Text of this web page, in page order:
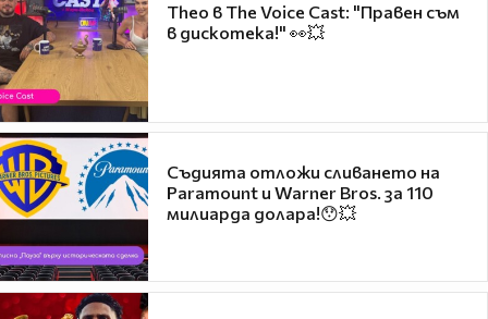
Theo в The Voice Cast: "Правен съм
в дискотека!" 👀💥
Съдията отложи сливането на
Paramount и Warner Bros. за 110
милиарда долара!😯💥